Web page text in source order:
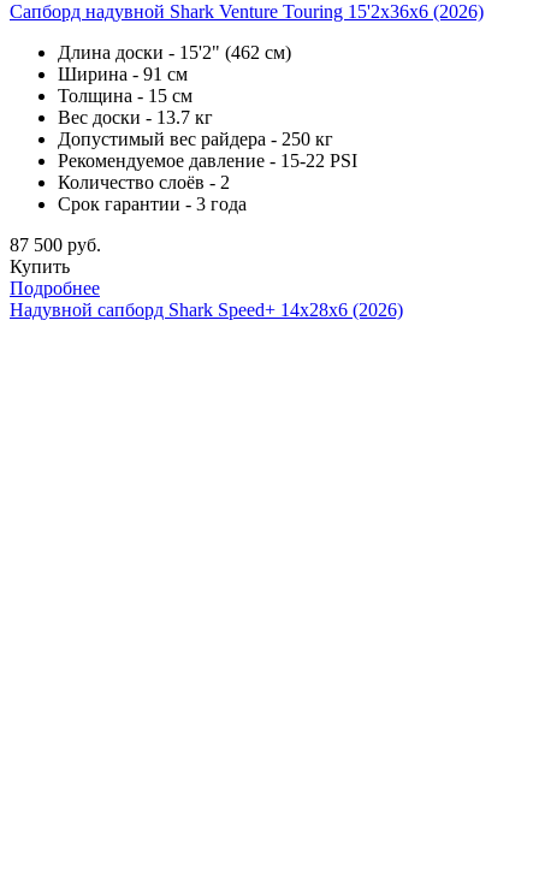
Сапборд надувной Shark Venture Touring 15'2x36x6 (2026)
Длина доски - 15'2" (462 см)
Ширина - 91 см
Толщина - 15 см
Вес доски - 13.7 кг
Допустимый вес райдера - 250 кг
Рекомендуемое давление - 15-22 PSI
Количество слоёв - 2
Срок гарантии - 3 года
87 500 руб.
Купить
Подробнее
Надувной сапборд Shark Speed+ 14x28x6 (2026)